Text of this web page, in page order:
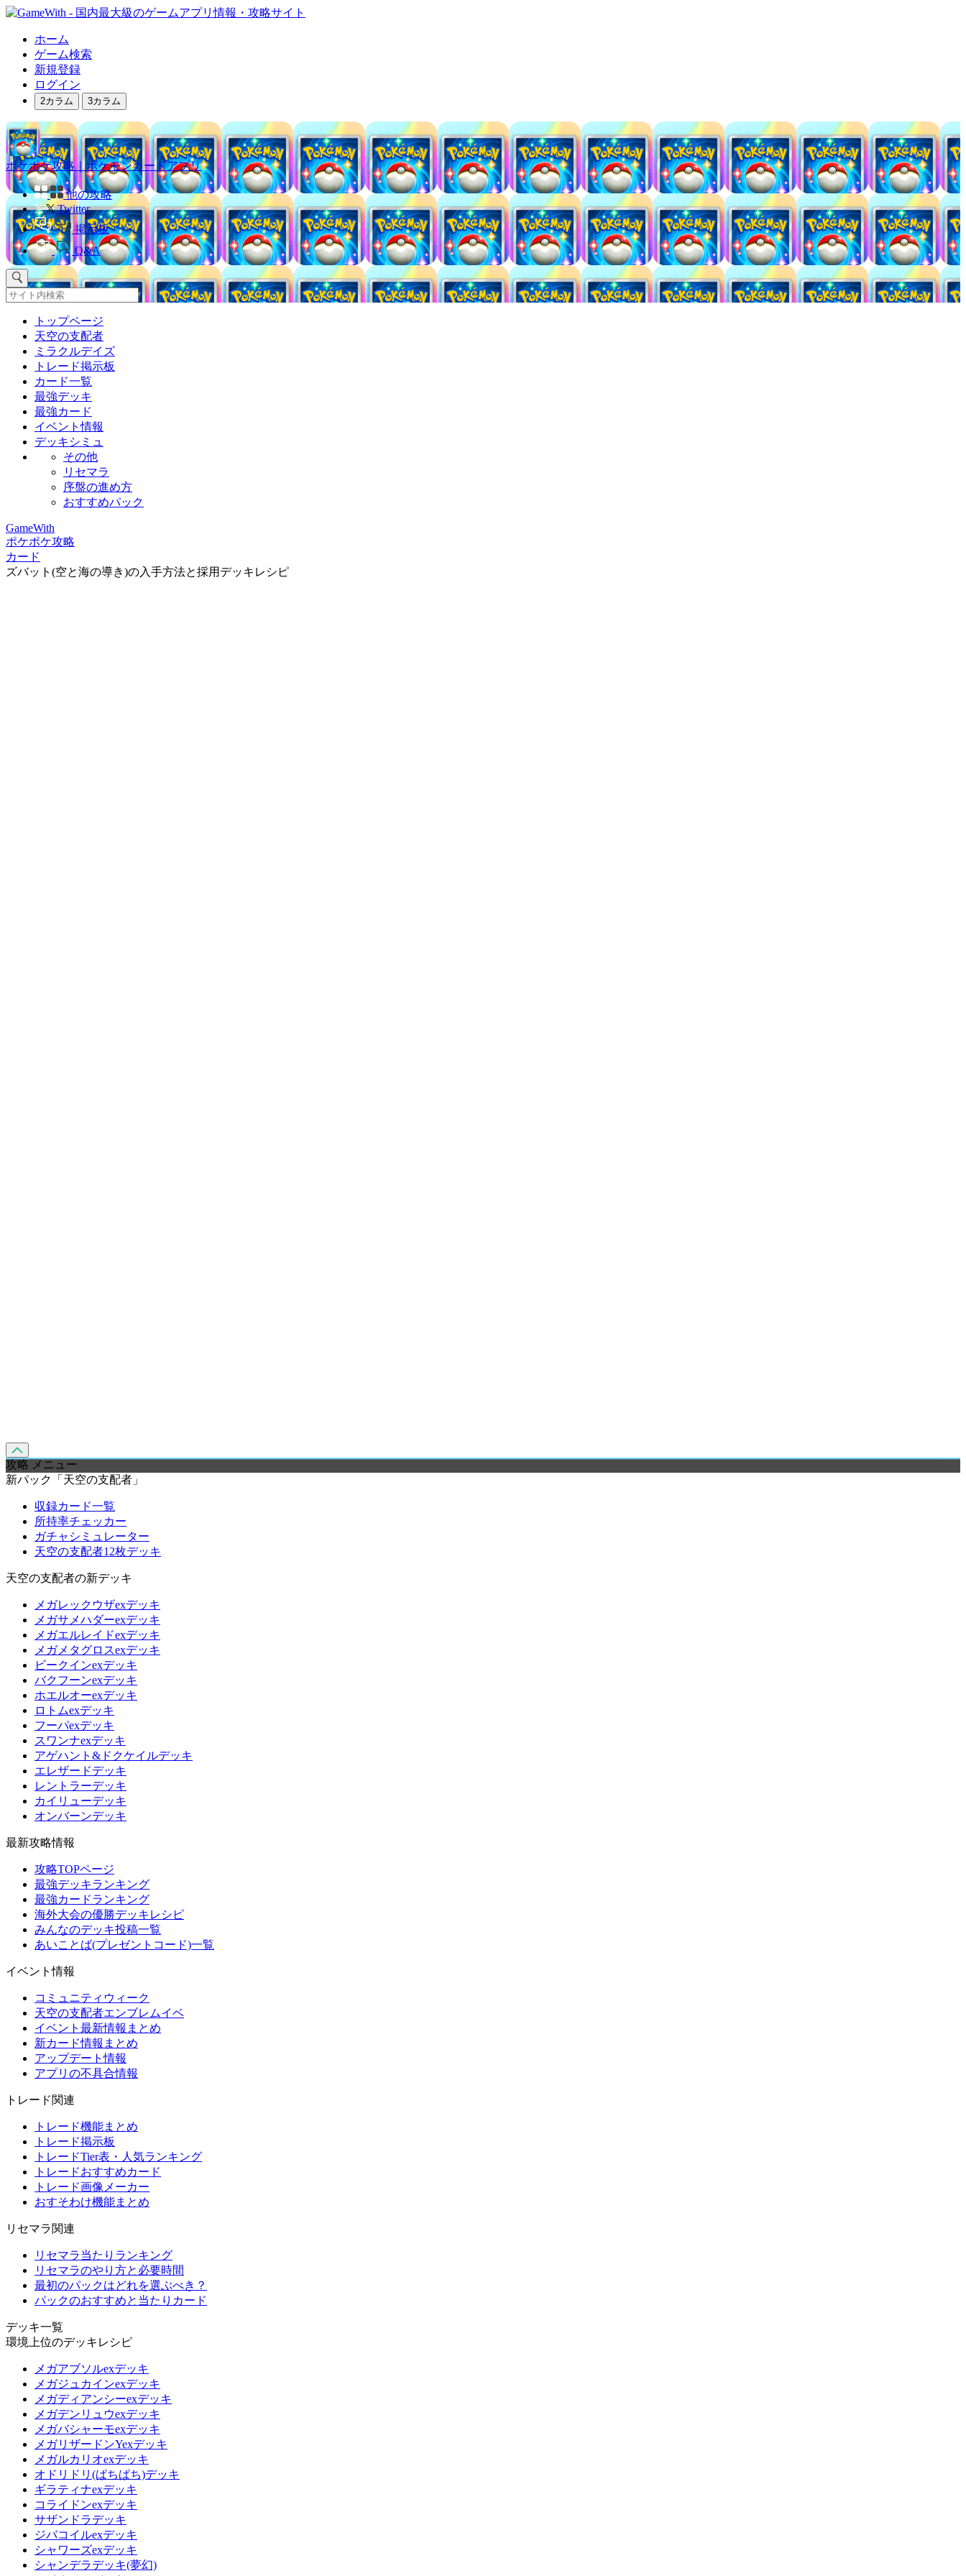
ホーム
ゲーム検索
新規登録
ログイン
2カラム 3カラム
ポケポケ攻略｜ポケモンカードアプリ
他の攻略
Twitter
掲示板
Q&A
トップページ
天空の支配者
ミラクルデイズ
トレード掲示板
カード一覧
最強デッキ
最強カード
イベント情報
デッキシミュ
その他
リセマラ
序盤の進め方
おすすめパック
GameWith
ポケポケ攻略
カード
ズバット(空と海の導き)の入手方法と採用デッキレシピ
攻略 メニュー
新パック「天空の支配者」
収録カード一覧
所持率チェッカー
ガチャシミュレーター
天空の支配者12枚デッキ
天空の支配者の新デッキ
メガレックウザexデッキ
メガサメハダーexデッキ
メガエルレイドexデッキ
メガメタグロスexデッキ
ビークインexデッキ
バクフーンexデッキ
ホエルオーexデッキ
ロトムexデッキ
フーパexデッキ
スワンナexデッキ
アゲハント&ドクケイルデッキ
エレザードデッキ
レントラーデッキ
カイリューデッキ
オンバーンデッキ
最新攻略情報
攻略TOPページ
最強デッキランキング
最強カードランキング
海外大会の優勝デッキレシピ
みんなのデッキ投稿一覧
あいことば(プレゼントコード)一覧
イベント情報
コミュニティウィーク
天空の支配者エンブレムイベ
イベント最新情報まとめ
新カード情報まとめ
アップデート情報
アプリの不具合情報
トレード関連
トレード機能まとめ
トレード掲示板
トレードTier表・人気ランキング
トレードおすすめカード
トレード画像メーカー
おすそわけ機能まとめ
リセマラ関連
リセマラ当たりランキング
リセマラのやり方と必要時間
最初のパックはどれを選ぶべき？
パックのおすすめと当たりカード
デッキ一覧
環境上位のデッキレシピ
メガアブソルexデッキ
メガジュカインexデッキ
メガディアンシーexデッキ
メガデンリュウexデッキ
メガバシャーモexデッキ
メガリザードンYexデッキ
メガルカリオexデッキ
オドリドリ(ぱちぱち)デッキ
ギラティナexデッキ
コライドンexデッキ
サザンドラデッキ
ジバコイルexデッキ
シャワーズexデッキ
シャンデラデッキ(夢幻)